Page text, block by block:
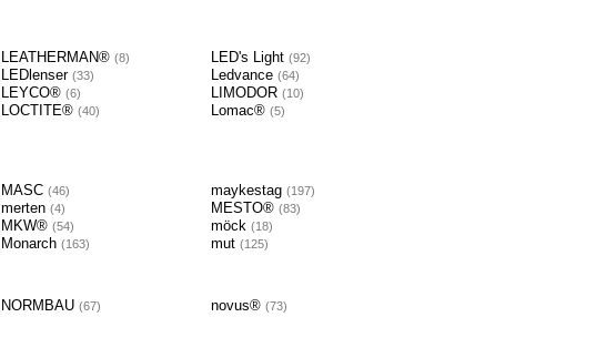
LEATHERMAN® 8 LED's Light 92
LEDlenser 33 Ledvance 64
LEYCO® 6 LIMODOR 10
LOCTITE® 40 Lomac® 5
MASC 46 maykestag 197
merten 4 MESTO® 83
MKW® 54 möck 18
Monarch 163 mut 125
NORMBAU 67 novus® 73